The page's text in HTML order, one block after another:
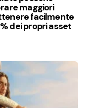
maggiori
facilmente
dei propri asset